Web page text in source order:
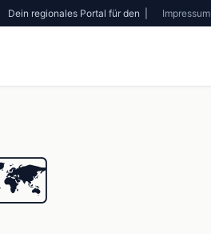
Dein regionales Portal für den | Impressum